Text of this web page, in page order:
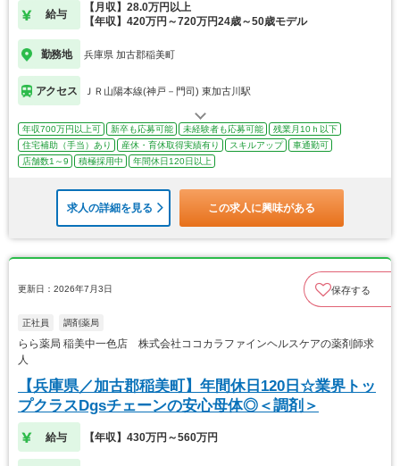
給与
【月収】28.0万円以上
【年収】420万円～720万円24歳～50歳モデル
勤務地 兵庫県 加古郡稲美町
アクセス ＪＲ山陽本線(神戸－門司) 東加古川駅
年収700万円以上可 新卒も応募可能 未経験者も応募可能
残業月10ｈ以下
住宅補助（手当）あり
産休・育休取得実績有り スキルアップ
車通勤可
店舗数1～9
積極採用中 年間休日120日以上
求人の詳細を見る この求人に興味がある
更新日：2026年7月3日 保存する
正社員 調剤薬局
らら薬局 稲美中一色店 株式会社ココカラファインヘルスケアの薬剤師求
人
【兵庫県／加古郡稲美町】年間休日120日☆業界トッ
プクラスDgsチェーンの安心母体◎＜調剤＞
給与 【年収】430万円～560万円